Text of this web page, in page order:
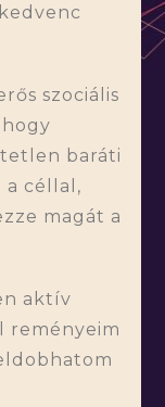
szociális
baráti
a céllal,
magát a
aktív
reményeim